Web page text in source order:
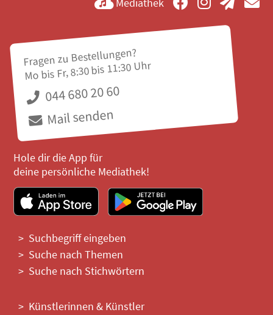
Fragen zu Bestellungen?
Mo bis Fr, 8:30 bis 11:30 Uhr
044 680 20 60
Mail senden
Hole dir die App für
deine persönliche Mediathek!
Suchbegriff eingeben
Suche nach Themen
Suche nach Stichwörtern
Künstlerinnen & Künstler